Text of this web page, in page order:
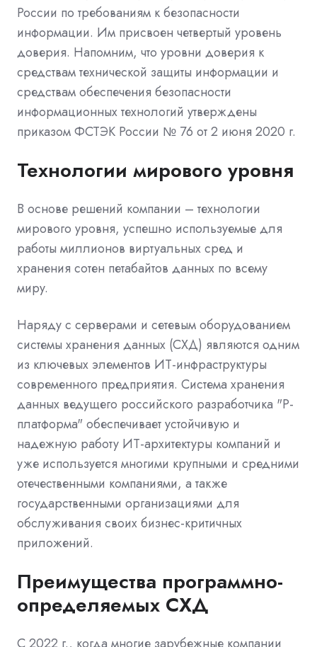
России по требованиям к безопасности
информации. Им присвоен четвертый уровень
доверия. Напомним, что уровни доверия к
средствам технической защиты информации и
средствам обеспечения безопасности
информационных технологий утверждены
приказом ФСТЭК России № 76 от 2 июня 2020 г.
Технологии мирового уровня
В основе решений компании – технологии
мирового уровня, успешно используемые для
работы миллионов виртуальных сред и
хранения сотен петабайтов данных по всему
миру.
Наряду с серверами и сетевым оборудованием
системы хранения данных (СХД) являются одним
из ключевых элементов ИТ-инфраструктуры
современного предприятия. Система хранения
данных ведущего российского разработчика "Р-
платформа" обеспечивает устойчивую и
надежную работу ИТ-архитектуры компаний и
уже используется многими крупными и средними
отечественными компаниями, а также
государственными организациями для
обслуживания своих бизнес-критичных
приложений.
Преимущества программно-
определяемых СХД